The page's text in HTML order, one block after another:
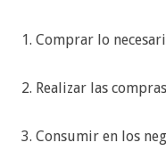
1. Comprar lo
2. Realizar las
3. Consumir en los